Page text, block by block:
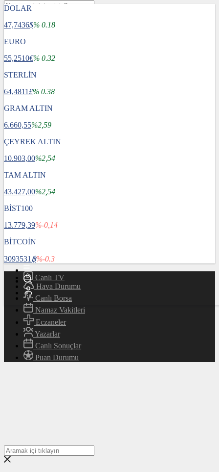
DOLAR
47,7436$% 0.18
EURO
55,2510€% 0.32
STERLİN
64,4811£% 0.38
GRAM ALTIN
6.660,55%2,59
ÇEYREK ALTIN
10.903,00%2,54
TAM ALTIN
43.427,00%2,54
BİST100
13.779,39%-0,14
BİTCOİN
3093531 ฿%-0.3
Dünya
Spor
Magazin
Teknoloji
Bafra Rehberi
Canlı TV
Hava Durumu
Canlı Borsa
Namaz Vakitleri
Eczaneler
Yazarlar
Canlı Sonuçlar
Puan Durumu